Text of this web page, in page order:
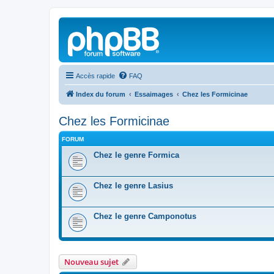
Accès rapide FAQ
Index du forum Essaimages Chez les Formicinae
Chez les Formicinae
FORUM
Chez le genre Formica
Chez le genre Lasius
Chez le genre Camponotus
Nouveau sujet